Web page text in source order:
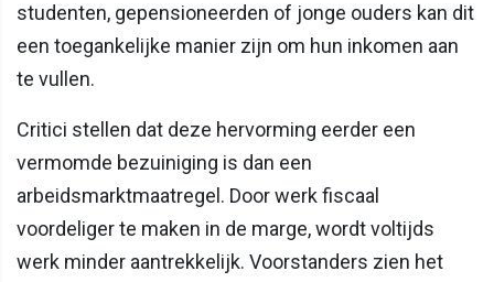
studenten, gepensioneerden of jonge ouders kan dit
een toegankelijke manier zijn om hun inkomen aan
te vullen.
Critici stellen dat deze hervorming eerder een
vermomde bezuiniging is dan een
arbeidsmarktmaatregel. Door werk fiscaal
voordeliger te maken in de marge, wordt voltijds
werk minder aantrekkelijk. Voorstanders zien het